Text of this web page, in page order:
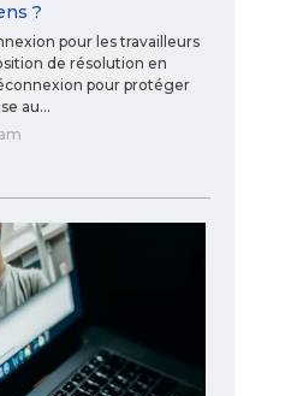
?
pour les travailleurs
de résolution en
pour protéger
au…